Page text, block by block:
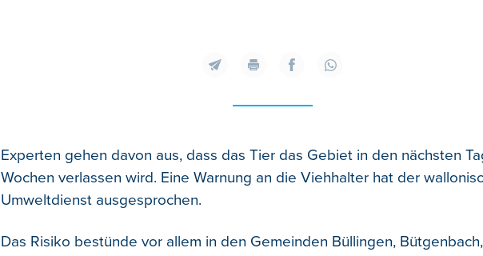
Experten gehen davon aus, dass das Tier das Gebiet in den nächsten
Wochen verlassen wird. Eine Warnung an die Viehhalter hat der
Umweltdienst ausgesprochen.
Das Risiko bestünde vor allem in den Gemeinden Büllingen,